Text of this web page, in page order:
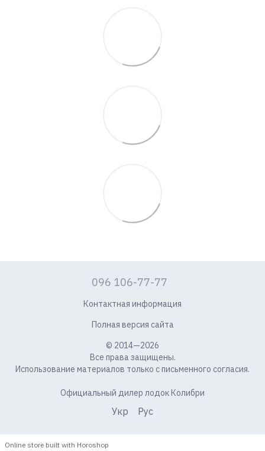
096 106-77-77
Контактная информация
Полная версия сайта
© 2014—2026
Все права защищены.
Использование материалов только с письменного согласия.
Официальный дилер лодок Колибри
Укр Рус
Online store built with Horoshop